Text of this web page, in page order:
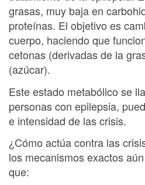
grasas, muy baja en
proteínas. El objetivo es
cuerpo, haciendo que
cetonas (derivadas de la
(azúcar).
Este estado metabólico se
personas con epilepsia,
e intensidad de las crisis.
¿Cómo actúa contra las
los mecanismos exactos
que: